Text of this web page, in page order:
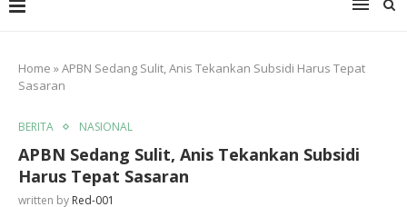
Home »APBN Sedang Sulit, Anis Tekankan Subsidi Harus Tepat
Sasaran
BERITA NASIONAL
APBN Sedang Sulit, Anis Tekankan Subsidi
Harus Tepat Sasaran
written by Red-001